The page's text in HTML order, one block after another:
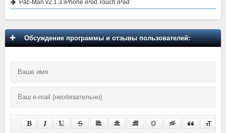
Pac-Man v2.1.3 iPhone iPod Touch iPad
Обсуждение программы и отзывы пользователей: